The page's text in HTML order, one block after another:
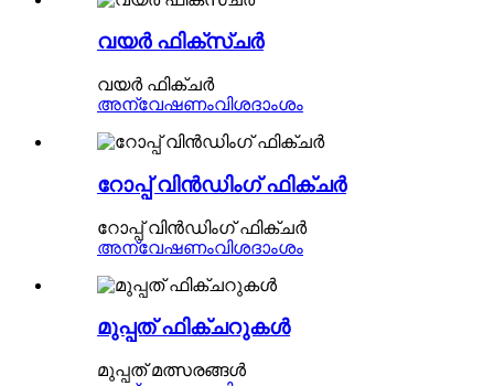
വയർ ഫിക്സ്ചർ
വയർ ഫിക്ചർ
അന്വേഷണംവിശദാംശം
റോപ്പ് വിൻഡിംഗ് ഫിക്‌ചർ
റോപ്പ് വിൻഡിംഗ് ഫിക്‌ചർ
അന്വേഷണംവിശദാംശം
മുപ്പത് ഫിക്‌ചറുകൾ
മുപ്പത് മത്സരങ്ങൾ